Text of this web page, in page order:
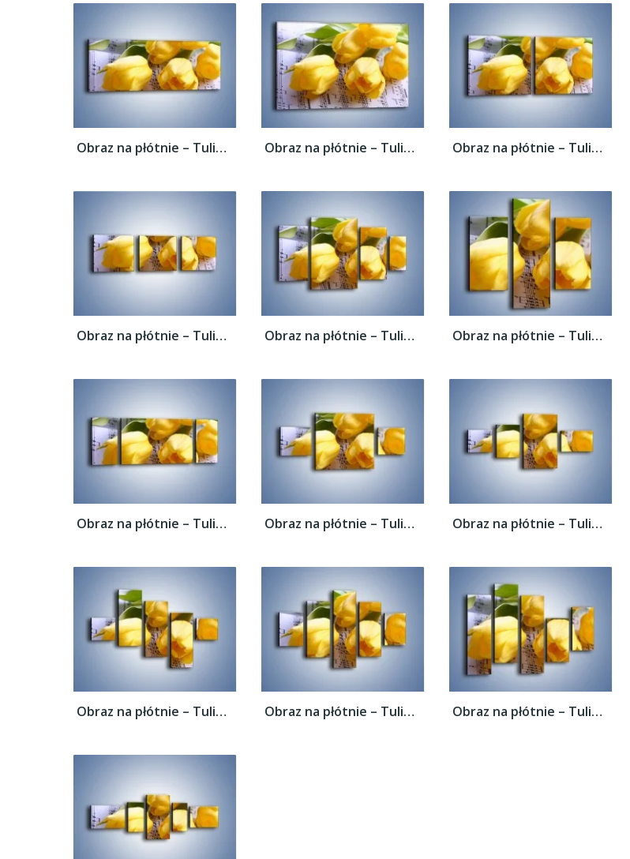
Obraz na płótnie – Tulipanowe nuty –... Obraz na płótnie – Tulipanowe nuty –... Obraz na płótnie – Tulipanowe nuty –...
Obraz na płótnie – Tulipanowe nuty –... Obraz na płótnie – Tulipanowe nuty –... Obraz na płótnie – Tulipanowe nuty –...
Obraz na płótnie – Tulipanowe nuty –... Obraz na płótnie – Tulipanowe nuty –... Obraz na płótnie – Tulipanowe nuty –...
Obraz na płótnie – Tulipanowe nuty –... Obraz na płótnie – Tulipanowe nuty –... Obraz na płótnie – Tulipanowe nuty –...